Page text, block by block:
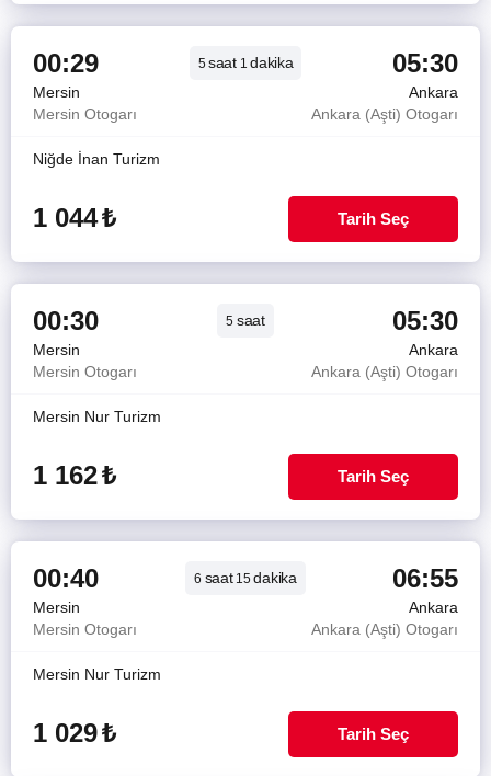
00:29 5saat1dakika 05:30
Mersin
Ankara
Mersin Otogarı
Ankara (Aşti) Otogarı
Niğde İnan Turizm
1 044₺ Tarih Seç
00:30 5 saat 05:30
Mersin
Ankara
Mersin Otogarı
Ankara (Aşti) Otogarı
Mersin Nur Turizm
1 162₺ Tarih Seç
00:40 6 saat15dakika 06:55
Mersin
Ankara
Mersin Otogarı
Ankara (Aşti) Otogarı
Mersin Nur Turizm
1 029₺ Tarih Seç